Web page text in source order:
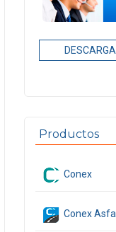
Productos
Conex
Conex